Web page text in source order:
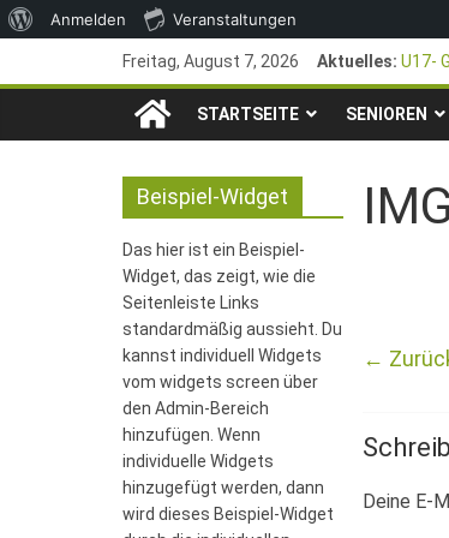
Über
Anmelden Veranstaltungen
Inhalt
Freitag, August 7, 2026 Aktuelles: U17-
*U17-
47.
1.
TSG
1846
e.V.
Mainz-
Kastel
Fussballabteilung
STARTSEITE SENIOREN
←
Deine E-
Beispiel-Widget
Das hier ist ein Beispiel-
Widget, das zeigt, wie die
Seitenleiste Links
standardmäßig aussieht. Du
kannst individuell Widgets
vom widgets screen über
den Admin-Bereich
hinzufügen. Wenn
individuelle Widgets
hinzugefügt werden, dann
wird dieses Beispiel-Widget